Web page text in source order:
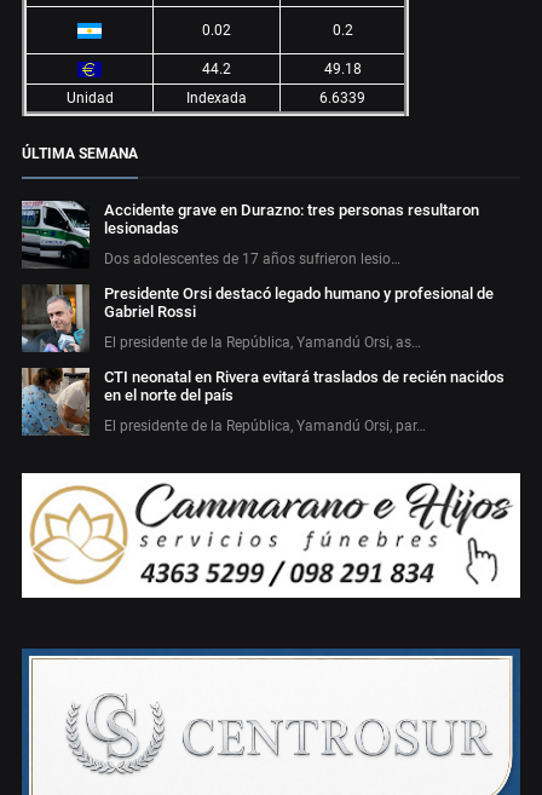
0.02 0.2
44.2
49.18
Unidad
Indexada 6.6339
ÚLTIMA SEMANA
Accidente grave en Durazno: tres personas resultaron
lesionadas
Dos adolescentes de 17 años sufrieron lesio…
Presidente Orsi destacó legado humano y profesional de
Gabriel Rossi
El presidente de la República, Yamandú Orsi, as…
CTI neonatal en Rivera evitará traslados de recién nacidos
en el norte del país
El presidente de la República, Yamandú Orsi, par…